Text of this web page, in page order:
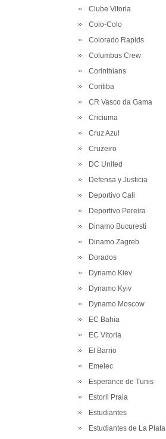
Clube Vitoria
Colo-Colo
Colorado Rapids
Columbus Crew
Corinthians
Coritiba
CR Vasco da Gama
Criciuma
Cruz Azul
Cruzeiro
DC United
Defensa y Justicia
Deportivo Cali
Deportivo Pereira
Dinamo Bucuresti
Dinamo Zagreb
Dorados
Dynamo Kiev
Dynamo Kyiv
Dynamo Moscow
EC Bahia
EC Vitoria
El Barrio
Emelec
Esperance de Tunis
Estoril Praia
Estudiantes
Estudiantes de La Plata